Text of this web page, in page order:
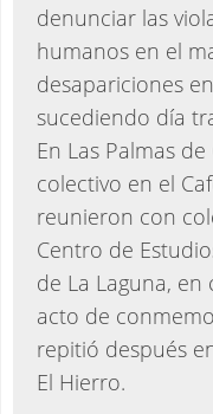
denunciar las
humanos en el
desapariciones
sucediendo día
En Las Palmas
colectivo en el
reunieron con
Centro de
de La Laguna,
acto de
repitió después
El Hierro.